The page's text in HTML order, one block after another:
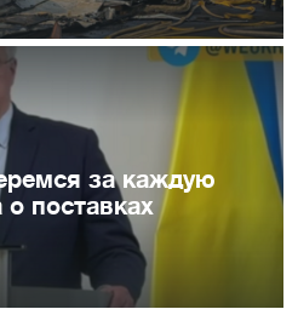
за каждую
поставках